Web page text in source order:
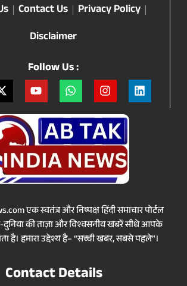
Contact Us
Privacy Policy
Disclaimer
Follow Us :
एक स्वतंत्र और निष्पक्ष हिंदी समाचार पोर्टल
की ताज़ा और विश्वसनीय खबरें सीधे आपके
है। हमारा उद्देश्य है– “सच्ची खबर, सबसे पहले”।
Contact Details